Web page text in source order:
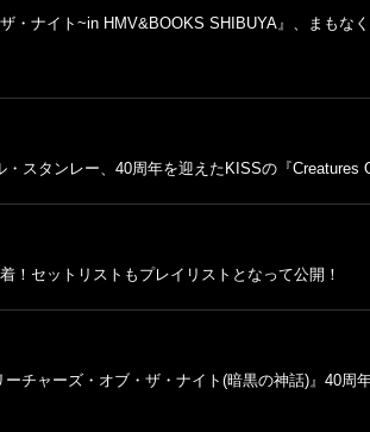
・ナイト~in HMV&BOOKS SHIBUYA』、まもなく
・スタンレー、40周年を迎えたKISSの『Creatures
！セットリストもプレイリストとなって公開！
チャーズ・オブ・ザ・ナイト(暗黒の神話)』40周